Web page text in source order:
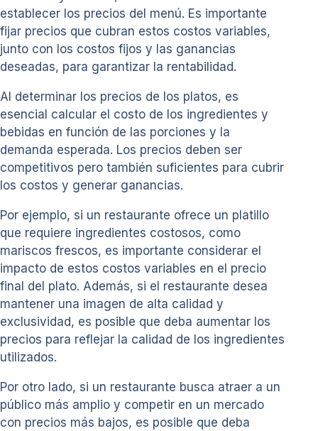
establecer los precios del menú. Es importante
fijar precios que cubran estos costos variables,
junto con los costos fijos y las ganancias
deseadas, para garantizar la rentabilidad.
Al determinar los precios de los platos, es
esencial calcular el costo de los ingredientes y
bebidas en función de las porciones y la
demanda esperada. Los precios deben ser
competitivos pero también suficientes para cubrir
los costos y generar ganancias.
Por ejemplo, si un restaurante ofrece un platillo
que requiere ingredientes costosos, como
mariscos frescos, es importante considerar el
impacto de estos costos variables en el precio
final del plato. Además, si el restaurante desea
mantener una imagen de alta calidad y
exclusividad, es posible que deba aumentar los
precios para reflejar la calidad de los ingredientes
utilizados.
Por otro lado, si un restaurante busca atraer a un
público más amplio y competir en un mercado
con precios más bajos, es posible que deba